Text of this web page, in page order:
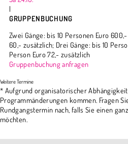
|
GRUPPENBUCHUNG
Zwei Gänge: bis 10 Personen Euro
60,- zusätzlich; Drei Gänge: bis 10
Person Euro 72,- zusätzlich
Gruppenbuchung anfragen
* Aufgrund organisatorischer
Programmänderungen kommen. Fragen
Rundgangstermin nach, falls Sie einen
möchten.